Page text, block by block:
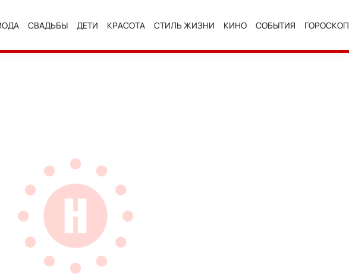
СВАДЬБЫ ДЕТИ КРАСОТА СТИЛЬ ЖИЗНИ КИНО СОБЫТИЯ ГОРОСКОП